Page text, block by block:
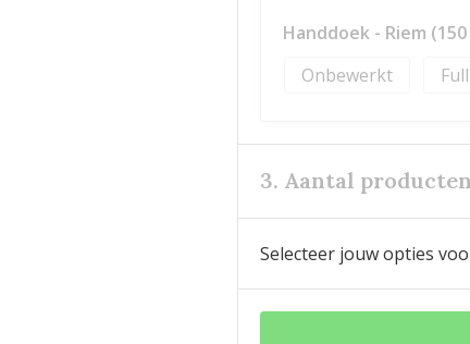
Handdoek - Riem
Onbewerkt
3. Aantal producten
Selecteer jouw opties